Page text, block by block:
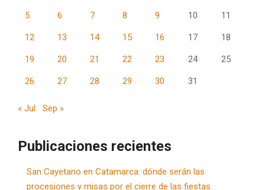
5 6 7 8 9 10 11
12 13 14 15 16 17 18
19 20 21 22 23 24 25
26 27 28 29 30 31
« Jul Sep »
Publicaciones recientes
San Cayetano en Catamarca: dónde serán las
procesiones y misas por el cierre de las fiestas